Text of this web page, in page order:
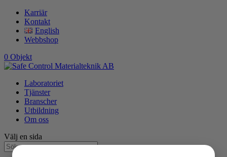
Karriär
Kontakt
English
Webbshop
0 Objekt
Laboratoriet
Tjänster
Branscher
Utbildning
Om oss
Välj en sida